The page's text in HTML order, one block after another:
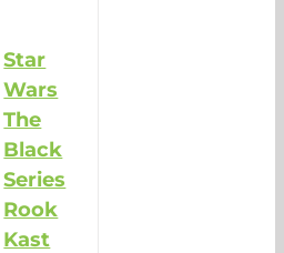
Star
Wars
The
Black
Series
Rook
Kast